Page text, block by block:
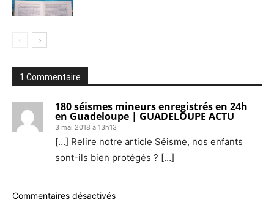
1 Commentaire
180 séismes mineurs enregistrés en 24h
en Guadeloupe | GUADELOUPE ACTU
3 mai 2018 à 13h13
[…] Relire notre article Séisme, nos enfants
sont-ils bien protégés ? […]
Commentaires désactivés